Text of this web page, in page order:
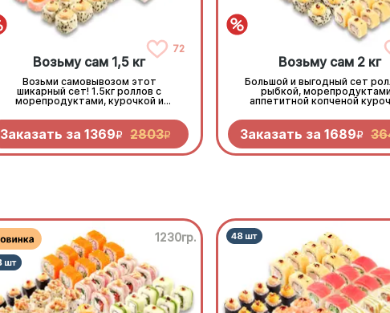
72
Возьму сам 1,5 кг
Возьми самовывозом этот
шикарный сет! 1.5кг роллов с
морепродуктами, курочкой и
любовью!
Заказать за 1369R 2803R
Возьму сам 2 кг
Большой и выгодный сет
рыбкой,
аппетитной копченой
Заказать за 1689R
1230гр.